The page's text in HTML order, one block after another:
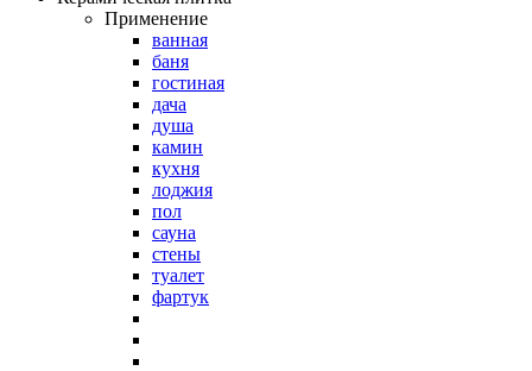
Применение
ванная
баня
гостиная
дача
душа
камин
кухня
лоджия
пол
сауна
стены
туалет
фартук